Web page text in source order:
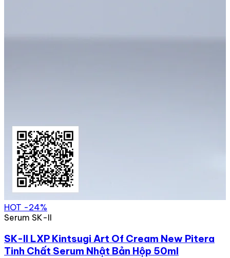
HOT -24%
Serum SK-II
SK-II LXP Kintsugi Art Of Cream New Pitera
Tinh Chất Serum Nhật Bản Hộp 50ml